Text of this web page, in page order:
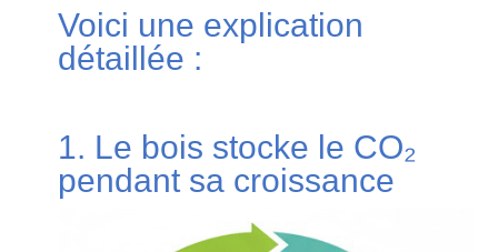
Voici une explication
détaillée :
1. Le bois stocke le CO₂
pendant sa croissance